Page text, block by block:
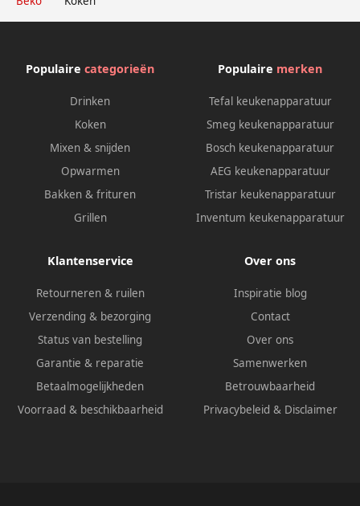
Populaire categorieën
Drinken
Koken
Mixen & snijden
Opwarmen
Bakken & frituren
Grillen
Populaire merken
Tefal keukenapparatuur
Smeg keukenapparatuur
Bosch keukenapparatuur
AEG keukenapparatuur
Tristar keukenapparatuur
Inventum keukenapparatuur
Klantenservice
Retourneren & ruilen
Verzending & bezorging
Status van bestelling
Garantie & reparatie
Betaalmogelijkheden
Voorraad & beschikbaarheid
Over ons
Inspiratie blog
Contact
Over ons
Samenwerken
Betrouwbaarheid
Privacybeleid & Disclaimer